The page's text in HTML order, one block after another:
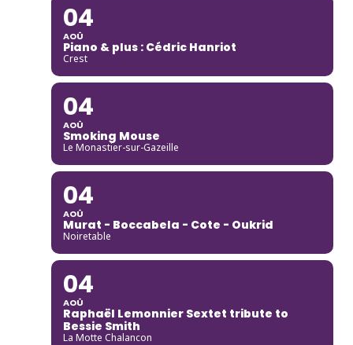
04
AOÛ
Piano & plus : Cédric Hanriot
Crest
04
AOÛ
Smoking Mouse
Le Monastier-sur-Gazeille
04
AOÛ
Murat - Boccabela - Cote - Oukrid
Noiretable
04
AOÛ
Raphaël Lemonnier Sextet tribute to
Bessie Smith
La Motte Chalancon